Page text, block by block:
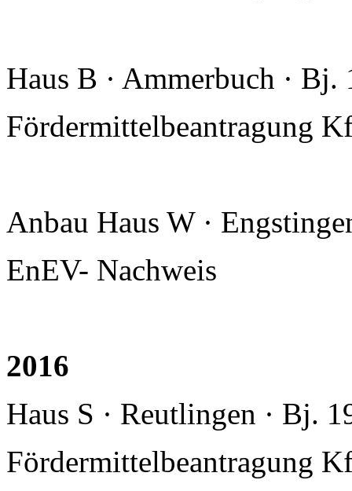
Haus B · Ammerbuch · Bj.
Fördermittelbeantragung
Anbau Haus W ·
EnEV- Nachweis
2016
Haus S · Reutlingen · Bj.
Fördermittelbeantragung